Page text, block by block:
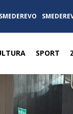
SPORT